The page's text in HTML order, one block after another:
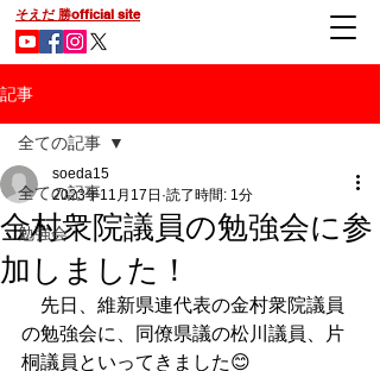
そえだ 勝official site
記事
全ての記事
勉強会
全ての記事
金村衆院議員の勉強会に参
加しました！
soeda15
2023年11月17日 読了時間: 1分
先日、維新県連代表の金村衆院議員
の勉強会に、同僚県議の松川議員、片
桐議員といってきました😊